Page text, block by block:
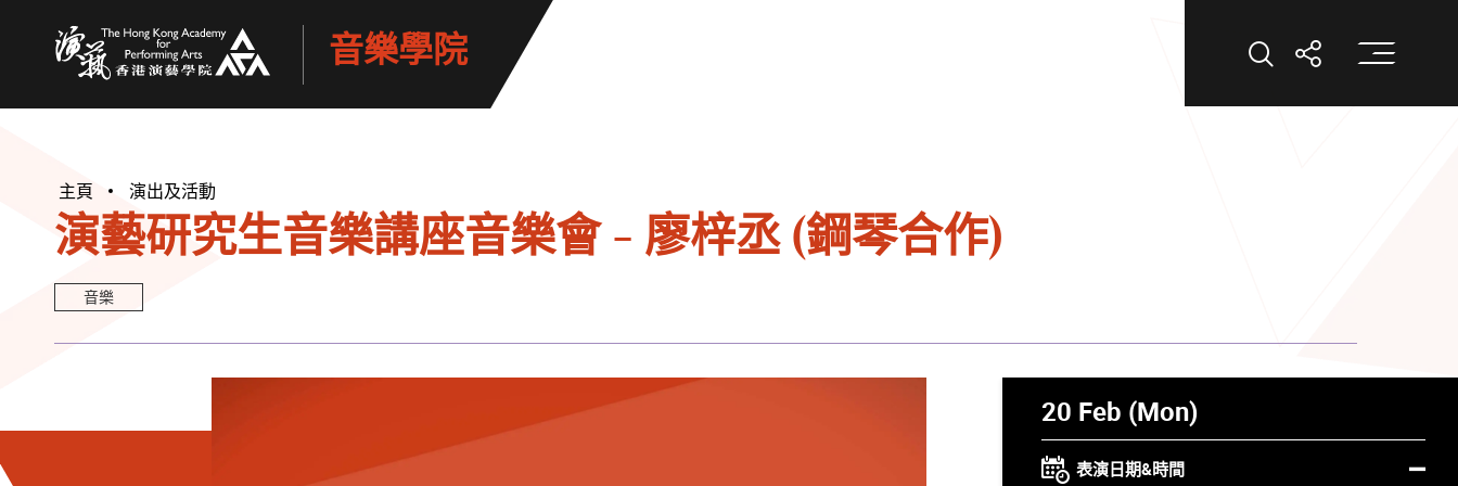
音樂學院 打開搜索打開分享打
主頁 演出及活動
演藝研究生音樂講座音樂會 - 廖梓丞 (鋼琴合作)
音樂
20 Feb (Mon)
表演日期&時間